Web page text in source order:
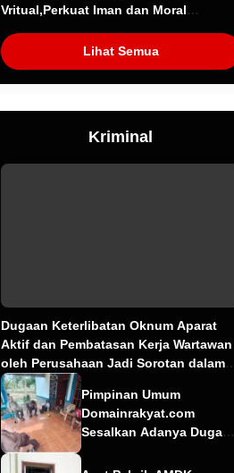
Vritual,Perkuat Iman dan Moral
Lihat Semua
Kriminal
Dugaan Keterlibatan Oknum Aparat
Aktif dan Pembatasan Kerja Wartawan
oleh Perusahaan Jadi Sorotan dalam
Kasus Dugaan Pencemaran Limbah PT
Tirta Fresindo JayaPimpinan Umum
Domainrakyat.com
Sesalkan Adanya Dugaan
Korporasi, Soroti Dugaan